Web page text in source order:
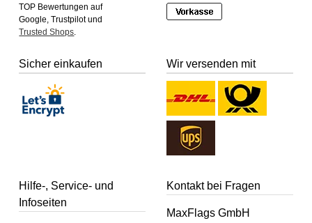
TOP Bewertungen auf
Google, Trustpilot und
Trusted Shops.
Sicher einkaufen Wir versenden mit
Hilfe-, Service- und
Infoseiten
Kontakt bei Fragen
MaxFlags GmbH